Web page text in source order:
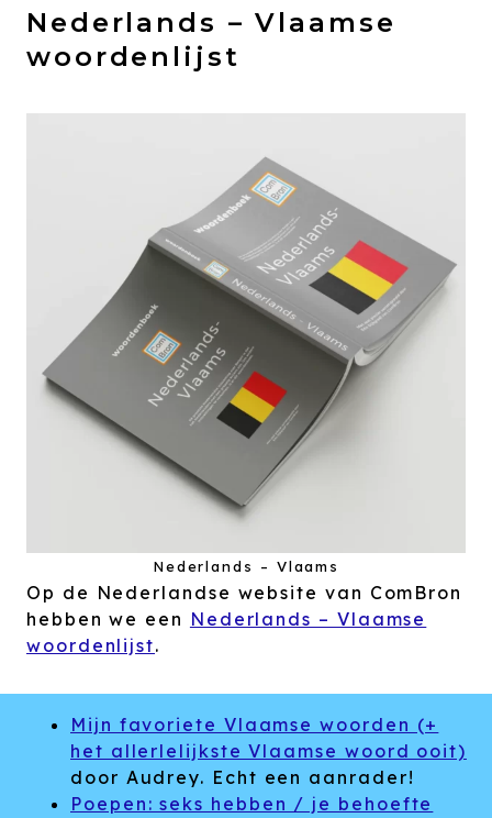
Nederlands – Vlaamse
woordenlijst
Nederlands – Vlaams
Op de Nederlandse website van ComBron
hebben we een Nederlands – Vlaamse
woordenlijst.
Mijn favoriete Vlaamse woorden (+
het allerlelijkste Vlaamse woord ooit)
door Audrey. Echt een aanrader!
Poepen: seks hebben / je behoefte